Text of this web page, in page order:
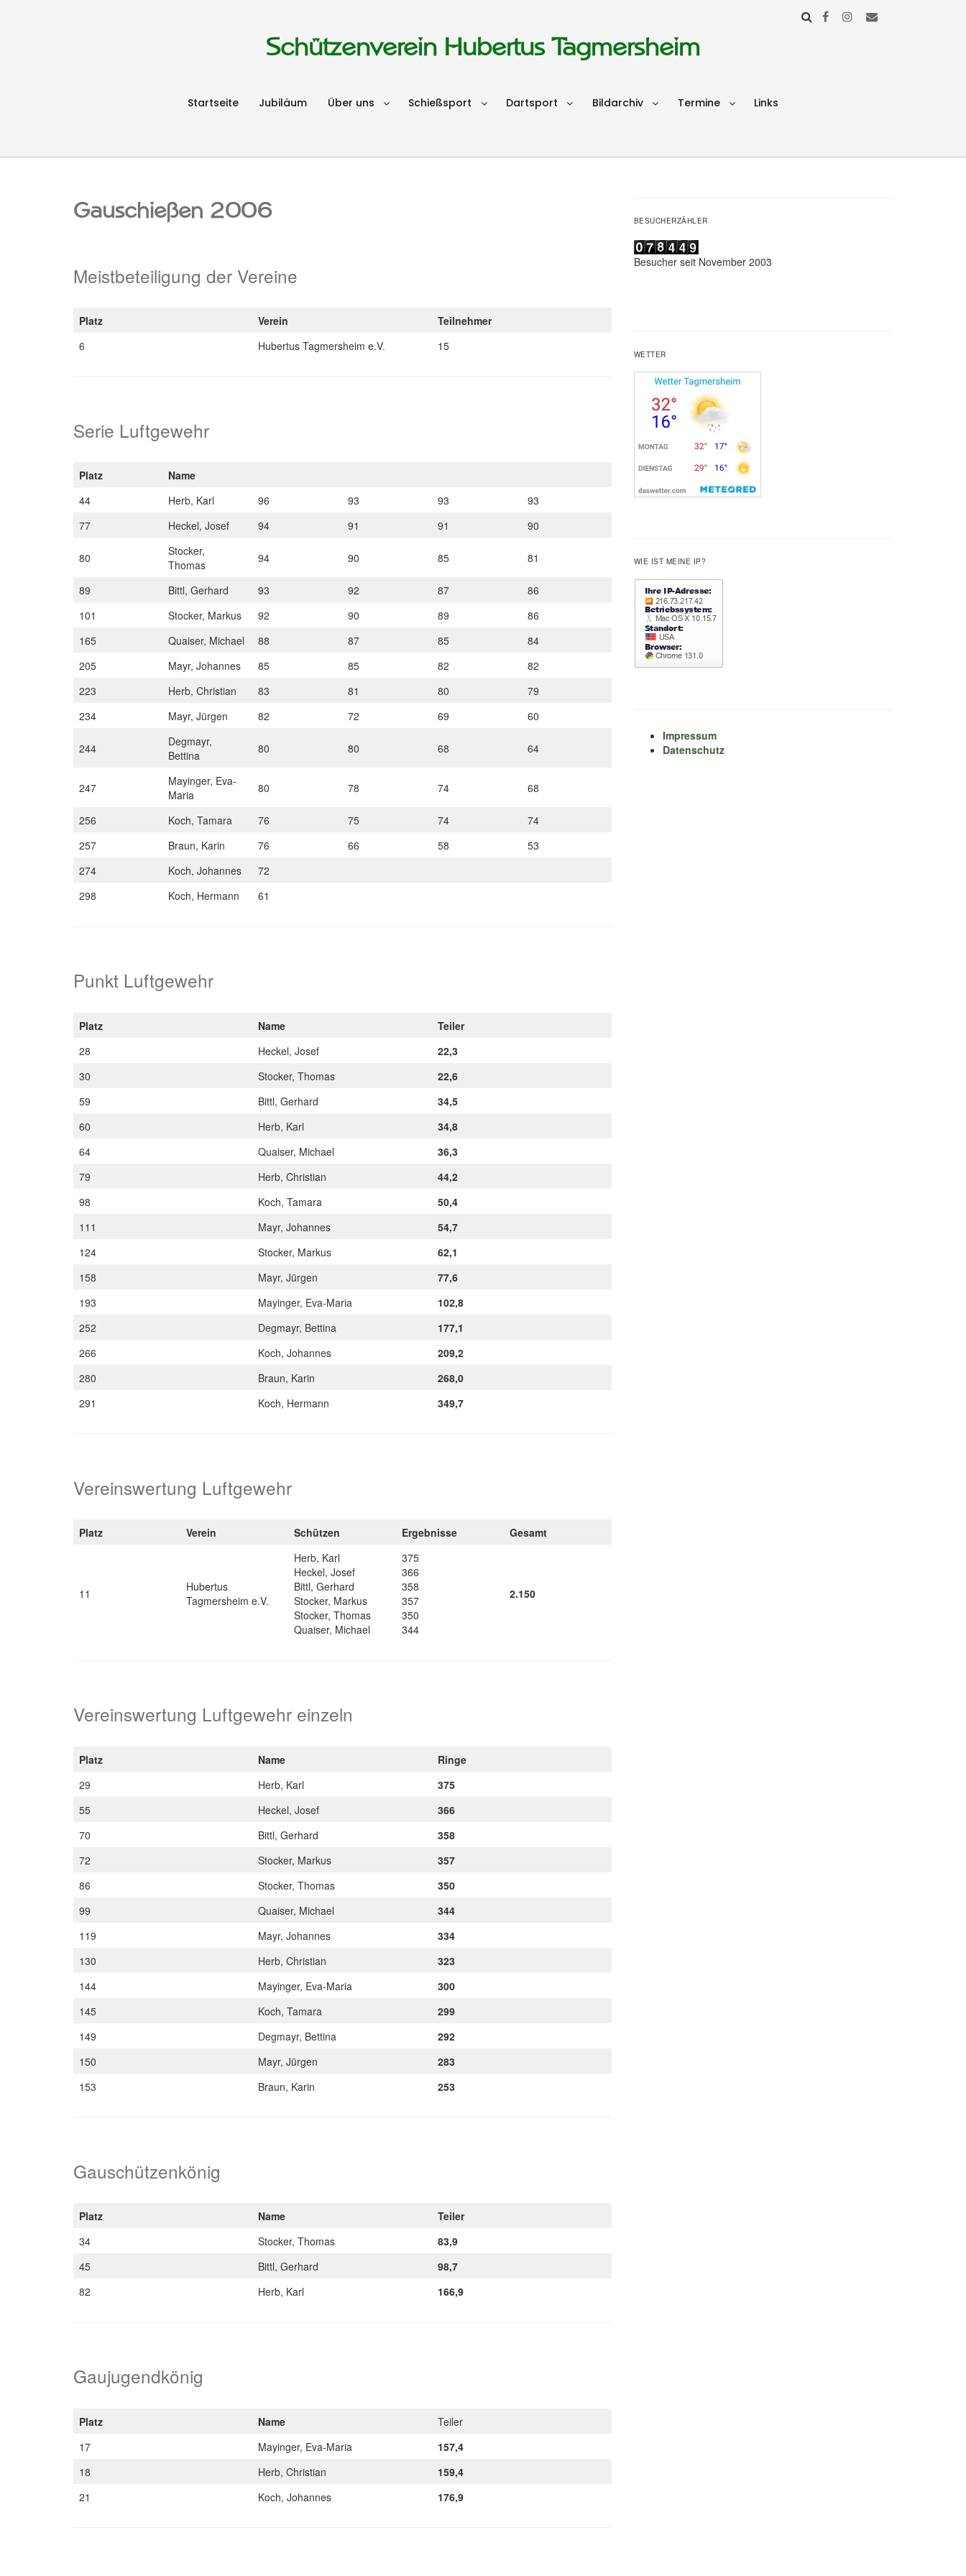
Schützenverein Hubertus Tagmersheim
Startseite Jubiläum Über uns Schießsport Dartsport Bildarchiv Termine Links
Gauschießen 2006
Meistbeteiligung der Vereine
Platz Verein
Teilnehmer
6
Hubertus Tagmersheim e.V. 15
Serie Luftgewehr
Platz
Name
44
Herb, Karl 96 93 93
93
77
Heckel, Josef 94 91 91 90
80
Stocker,
Thomas
94 90 85 81
89 Bittl, Gerhard 93 92 87
86
101
Stocker, Markus 92 90 89
86
165
Quaiser, Michael 88 87 85
84
205
Mayr, Johannes 85 85 82
82
223
Herb, Christian 83 81 80
79
234
Mayr, Jürgen 82 72 69 60
244
Degmayr,
Bettina
80 80 68 64
247
Mayinger, Eva-
Maria
80 78 74 68
256 Koch, Tamara 76 75 74
74
257
Braun, Karin 76 66 58
53
274
Koch, Johannes
72
298
Koch, Hermann 61
Punkt Luftgewehr
Platz Name
Teiler
28
Heckel, Josef
22,3
30
Stocker, Thomas
22,6
59
Bittl, Gerhard
34,5
60
Herb, Karl
34,8
64
Quaiser, Michael
36,3
79
Herb, Christian
44,2
98
Koch, Tamara
50,4
111
Mayr, Johannes
54,7
124
Stocker, Markus
62,1
158
Mayr, Jürgen
77,6
193
Mayinger, Eva-Maria
102,8
252
Degmayr, Bettina
177,1
266
Koch, Johannes
209,2
280
Braun, Karin
268,0
291
Koch, Hermann 349,7
Vereinswertung Luftgewehr
Platz Verein Schützen Ergebnisse Gesamt
11
Hubertus
Tagmersheim e.V.
Herb, Karl
Heckel, Josef
Bittl, Gerhard
Stocker, Markus
Stocker, Thomas
Quaiser, Michael
375
366
358
357
350
344
2.150
Vereinswertung Luftgewehr einzeln
Platz Name
Ringe
29
Herb, Karl
375
55
Heckel, Josef
366
70
Bittl, Gerhard
358
72
Stocker, Markus
357
86
Stocker, Thomas
350
99
Quaiser, Michael
344
119
Mayr, Johannes
334
130
Herb, Christian
323
144
Mayinger, Eva-Maria
300
145
Koch, Tamara
299
149
Degmayr, Bettina
292
150
Mayr, Jürgen
283
153
Braun, Karin 253
Gauschützenkönig
Platz Name
Teiler
34
Stocker, Thomas
83,9
45
Bittl, Gerhard
98,7
82
Herb, Karl 166,9
Gaujugendkönig
Platz Name
Teiler
17
Mayinger, Eva-Maria
157,4
18
Herb, Christian
159,4
21
Koch, Johannes 176,9
BESUCHERZÄHLER
Besucher seit November 2003
WETTER
WIE IST MEINE IP?
Impressum
Datenschutz